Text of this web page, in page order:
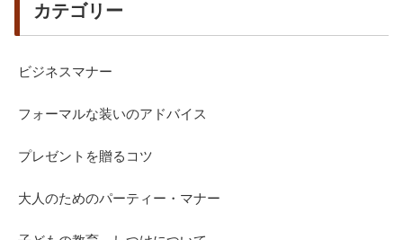
カテゴリー
ビジネスマナー
フォーマルな装いのアドバイス
プレゼントを贈るコツ
大人のためのパーティー・マナー